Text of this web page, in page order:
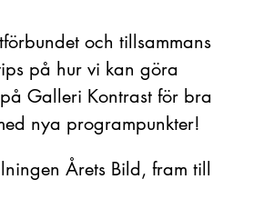
och tillsammans
på hur vi kan göra
Galleri Kontrast för bra
nya programpunkter!
Årets Bild, fram till